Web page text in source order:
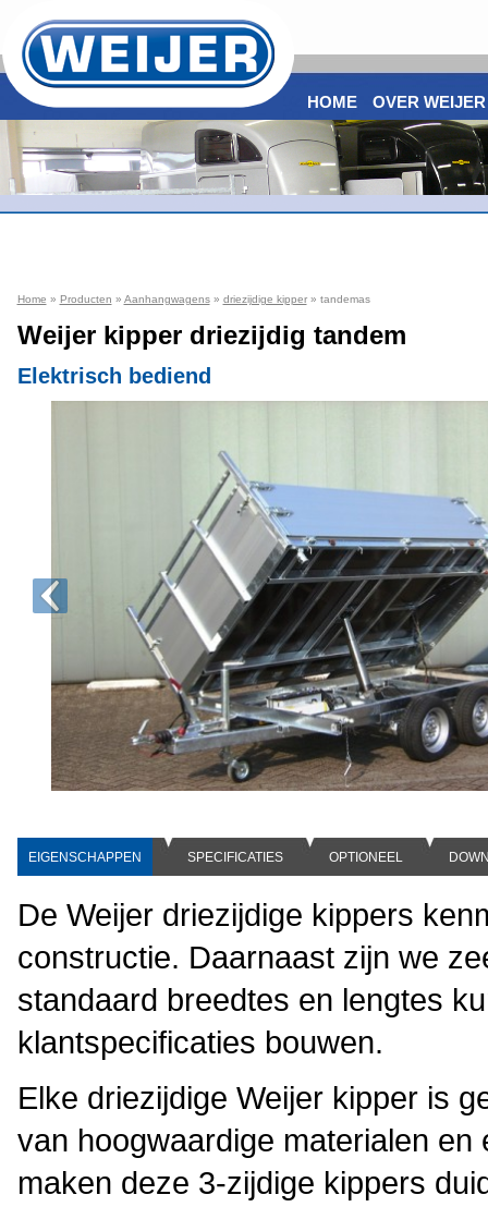
Home » Producten » Aanhangwagens» driezijdige kipper» tandemas
Weijer kipper driezijdig tandem
Elektrisch bediend
EIGENSCHAPPEN SPECIFICATIES OPTIONEEL
De Weijer driezijdige kippers
constructie. Daarnaast zijn we
standaard breedtes en lengtes
klantspecificaties bouwen.
Elke driezijdige Weijer kipper is
van hoogwaardige materialen
maken deze 3-zijdige kippers
HOME OVER WEIJER